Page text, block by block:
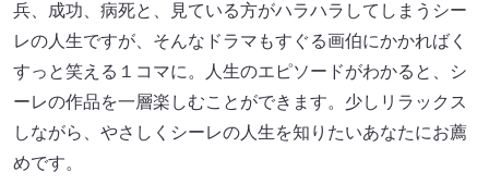
兵、成功、病死と、見ている方がハラハラしてしまうシー
レの人生ですが、そんなドラマもすぐる画伯にかかればく
すっと笑える１コマに。人生のエピソードがわかると、シ
ーレの作品を一層楽しむことができます。少しリラックス
しながら、やさしくシーレの人生を知りたいあなたにお薦
めです。